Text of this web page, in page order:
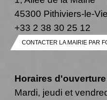
45300 Pithiviers-le-
+33 2 38 30 25 12
CONTACTER LA MAIRIE PAR
Horaires d'ouverture
Mardi, jeudi et